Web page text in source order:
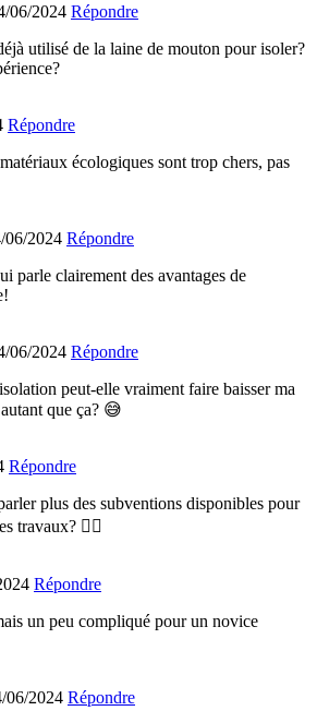
06/2024 Répondre
utilisé de la laine de mouton pour isoler?
Répondre
écologiques sont trop chers, pas
06/2024 Répondre
parle clairement des avantages de
06/2024 Répondre
peut-elle vraiment faire baisser ma
que ça? 😅
Répondre
plus des subventions disponibles pour
travaux? 🤷‍♂️
Répondre
un peu compliqué pour un novice
06/2024 Répondre